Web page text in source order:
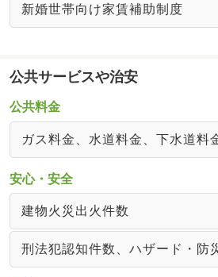
新婚世帯向け家賃補助制度
公共サービスや治安
公共料金
ガス料金、水道料金、下水道料
安心・安全
建物火災出火件数
刑法犯認知件数、ハザード・防